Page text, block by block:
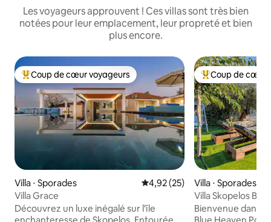
Les voyageurs approuvent ! Ces villas sont très bien
notées pour leur emplacement, leur propreté et bien
plus encore.
Coups de cœur voyageurs les plus appréciés
Coup de cœur voyageurs
Villa ⋅ Sporades Évaluation moyenne sur la
4,92 (25)
Villa Grace
Découvrez un luxe inégalé sur l'île
Coups de cœur
Coup de cœur
Villa ⋅ Sporades
Villa Skopelos
oliveraie
Bienvenue dans